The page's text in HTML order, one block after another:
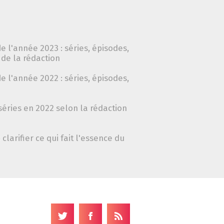
l'année 2023 : séries, épisodes,
la rédaction
l'année 2022 : séries, épisodes,
en 2022 selon la rédaction
clarifier ce qui fait l'essence du